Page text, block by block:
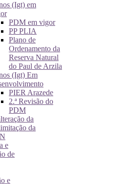
(Igt) em
PDM em vigor
PP PLIA
Plano de
Ordenamento da
Reserva Natural
do Paul de Arzila
(Igt) Em
PIER Arazede
2.ª Revisão do
PDM
da
da
e
de
e